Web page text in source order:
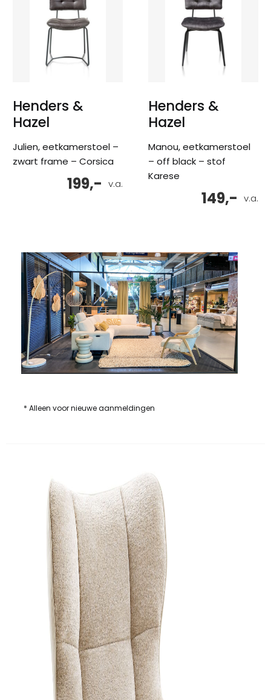
Henders &
Hazel
Julien, eetkamerstoel –
zwart frame – Corsica
v.a.
199,-
Henders &
Hazel
Manou, eetkamerstoel
– off black – stof
Karese
v.a.
149,-
* Alleen voor nieuwe aanmeldingen